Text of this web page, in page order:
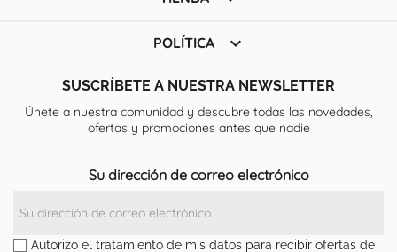
POLÍTICA 
SUSCRÍBETE A NUESTRA NEWSLETTER
Únete a nuestra comunidad y descubre todas las novedades,
ofertas y promociones antes que nadie
Su dirección de correo electrónico
Autorizo el tratamiento de mis datos para recibir ofertas de